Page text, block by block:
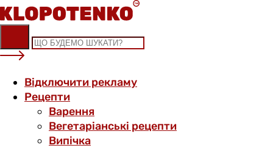
Skip
to
content
Відключити рекламу
Рецепти
Варення
Вегетаріанські рецепти
Випічка